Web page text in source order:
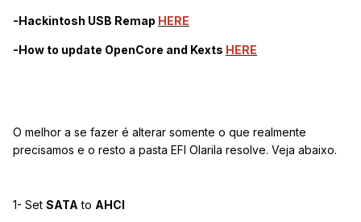
-Hackintosh USB Remap HERE
-How to update OpenCore and Kexts HERE
O melhor a se fazer é alterar somente o que realmente
precisamos e o resto a pasta EFI Olarila resolve. Veja abaixo.
1- Set SATA to AHCI